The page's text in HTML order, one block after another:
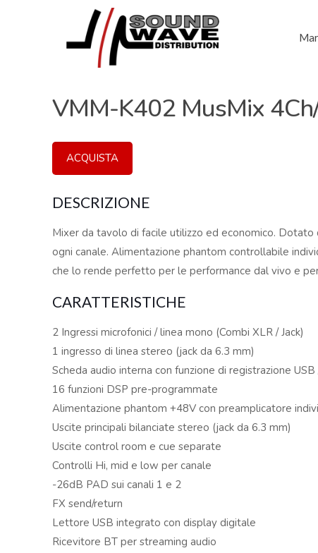
VMM-K402 MusMix
ACQUISTA
DESCRIZIONE
Mixer da tavolo di facile utilizzo ed economico.
ogni canale. Alimentazione phantom controllabile
che lo rende perfetto per le performance dal vivo e
CARATTERISTICHE
2 Ingressi microfonici / linea mono (Combi XLR / Jack)
1 ingresso di linea stereo (jack da 6.3 mm)
Scheda audio interna con funzione di registrazione USB
16 funzioni DSP pre-programmate
Alimentazione phantom +48V con preamplicatore
Uscite principali bilanciate stereo (jack da 6.3 mm)
Uscite control room e cue separate
Controlli Hi, mid e low per canale
-26dB PAD sui canali 1 e 2
FX send/return
Lettore USB integrato con display digitale
Ricevitore BT per streaming audio